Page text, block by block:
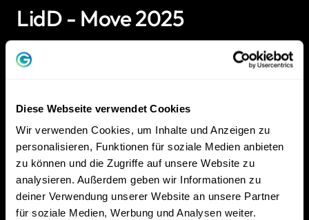
Diese Webseite verwendet Cookies
Wir verwenden Cookies, um Inhalte und Anzeigen zu
personalisieren, Funktionen für soziale Medien anbieten
zu können und die Zugriffe auf unsere Website zu
analysieren. Außerdem geben wir Informationen zu
deiner Verwendung unserer Website an unsere Partner
für soziale Medien, Werbung und Analysen weiter.
LidD - Move 2025
Augen auf. Beweg dich. Bring deine Bio‒Chemie in
den
optimalen